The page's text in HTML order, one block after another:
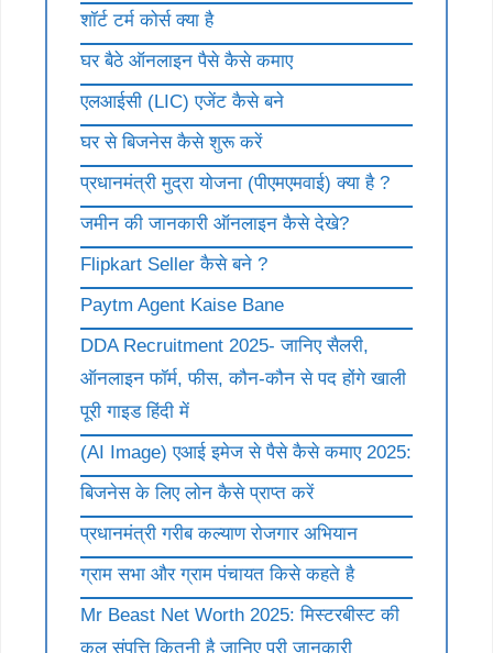
शॉर्ट टर्म कोर्स क्या है
घर बैठे ऑनलाइन पैसे कैसे कमाए
एलआईसी (LIC) एजेंट कैसे बने
घर से बिजनेस कैसे शुरू करें
प्रधानमंत्री मुद्रा योजना (पीएमएमवाई) क्या है ?
जमीन की जानकारी ऑनलाइन कैसे देखे?
Flipkart Seller कैसे बने ?
Paytm Agent Kaise Bane
DDA Recruitment 2025- जानिए सैलरी,
ऑनलाइन फॉर्म, फीस, कौन-कौन से पद होंगे खाली
पूरी गाइड हिंदी में
(AI Image) एआई इमेज से पैसे कैसे कमाए 2025:
बिजनेस के लिए लोन कैसे प्राप्त करें
प्रधानमंत्री गरीब कल्याण रोजगार अभियान
ग्राम सभा और ग्राम पंचायत किसे कहते है
Mr Beast Net Worth 2025: मिस्टरबीस्ट की
कुल संपत्ति कितनी है जानिए पूरी जानकारी